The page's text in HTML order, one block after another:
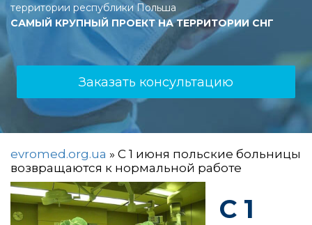
территории республики Польша
САМЫЙ КРУПНЫЙ ПРОЕКТ НА ТЕРРИТОРИИ СНГ
Заказать консультацию
evromed.org.ua » C 1 июня польские больницы
возвращаются к нормальной работе
C 1